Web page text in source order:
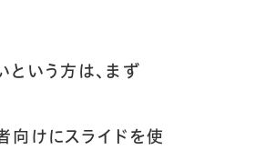
という方は、まず
向けにスライドを使